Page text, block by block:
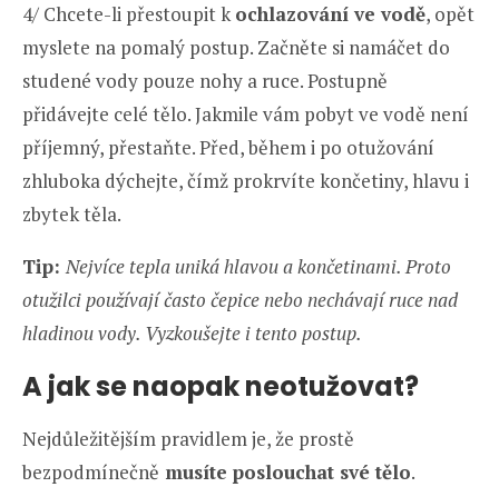
4/ Chcete-li přestoupit kochlazování ve vodě, opět
myslete na pomalý postup. Začněte si namáčet do
studené vody pouze nohy a ruce. Postupně
přidávejte celé tělo. Jakmile vám pobyt ve vodě není
příjemný, přestaňte. Před, během i po otužování
zhluboka dýchejte, čímž prokrvíte končetiny, hlavu i
zbytek těla.
Tip: Nejvíce tepla uniká hlavou a končetinami. Proto
otužilci používají často čepice nebo nechávají ruce nad
hladinou vody. Vyzkoušejte i tento postup.
A jak se naopak neotužovat?
Nejdůležitějším pravidlem je, že prostě
bezpodmínečně musíte poslouchat své tělo.